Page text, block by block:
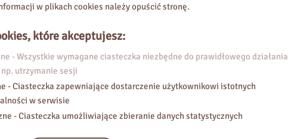
w plikach cookies należy opuścić stronę.
które akceptujesz:
- Wszystkie wymagane ciasteczka niezbędne do prawidłowego działania
utrzymanie sesji
- Ciasteczka zapewniające dostarczenie użytkownikowi istotnych
w serwisie
- Ciasteczka umożliwiające zbieranie danych statystycznych